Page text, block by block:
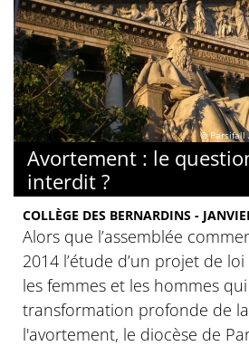
© Parsifall
Avortement : le
interdit ?
COLLÈGE DES BERNARDINS -
Alors que l’assemblée
2014 l’étude d’un projet de
les femmes et les hommes
transformation profonde de
l'avortement, le diocèse de